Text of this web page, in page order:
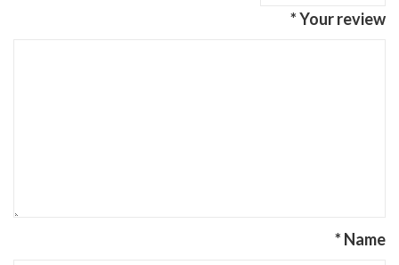
Your review
*
Name
*